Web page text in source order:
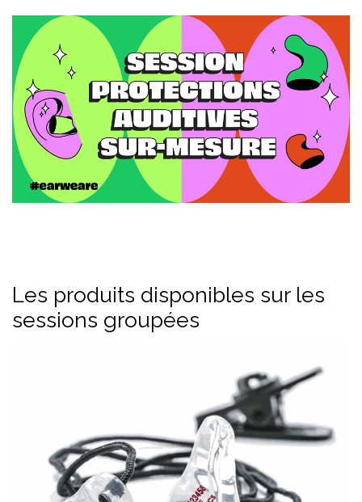
Les produits disponibles sur les
sessions groupées